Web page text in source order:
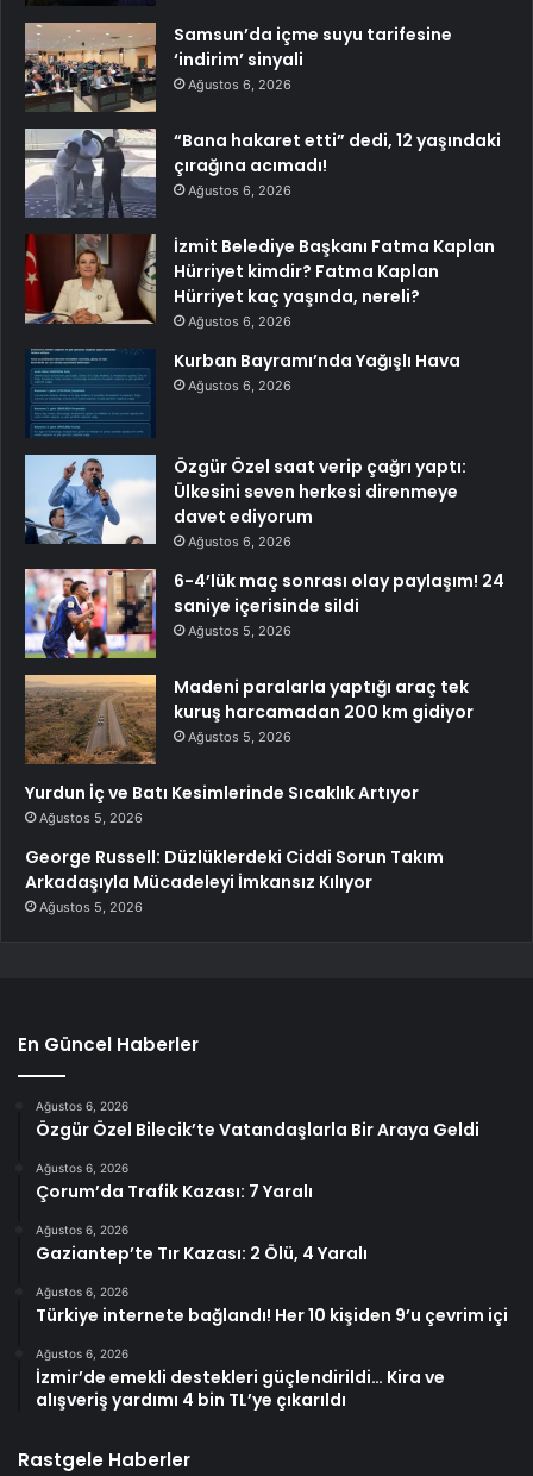
Samsun’da içme suyu tarifesine
‘indirim’ sinyali
Ağustos 6, 2026
“Bana hakaret etti” dedi, 12 yaşındaki
çırağına acımadı!
Ağustos 6, 2026
İzmit Belediye Başkanı Fatma Kaplan
Hürriyet kimdir? Fatma Kaplan
Hürriyet kaç yaşında, nereli?
Ağustos 6, 2026
Kurban Bayramı’nda Yağışlı Hava
Ağustos 6, 2026
Özgür Özel saat verip çağrı yaptı:
Ülkesini seven herkesi direnmeye
davet ediyorum
Ağustos 6, 2026
6-4’lük maç sonrası olay paylaşım! 24
saniye içerisinde sildi
Ağustos 5, 2026
Madeni paralarla yaptığı araç tek
kuruş harcamadan 200 km gidiyor
Ağustos 5, 2026
Yurdun İç ve Batı Kesimlerinde Sıcaklık Artıyor
Ağustos 5, 2026
George Russell: Düzlüklerdeki Ciddi Sorun Takım
Arkadaşıyla Mücadeleyi İmkansız Kılıyor
Ağustos 5, 2026
En Güncel Haberler
Ağustos 6, 2026
Özgür Özel Bilecik’te Vatandaşlarla Bir Araya Geldi
Ağustos 6, 2026
Çorum’da Trafik Kazası: 7 Yaralı
Ağustos 6, 2026
Gaziantep’te Tır Kazası: 2 Ölü, 4 Yaralı
Ağustos 6, 2026
Türkiye internete bağlandı! Her 10 kişiden 9’u çevrim içi
Ağustos 6, 2026
İzmir’de emekli destekleri güçlendirildi… Kira ve
alışveriş yardımı 4 bin TL’ye çıkarıldı
Rastgele Haberler